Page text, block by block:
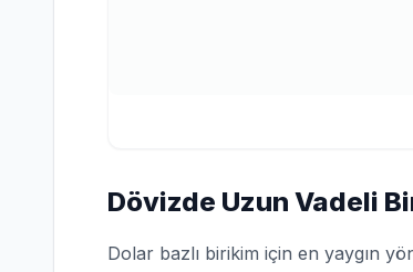
Dövizde Uzun Vadeli
Dolar bazlı birikim için en yaygın